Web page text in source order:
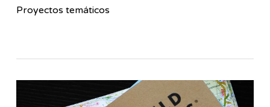
Proyectos temáticos